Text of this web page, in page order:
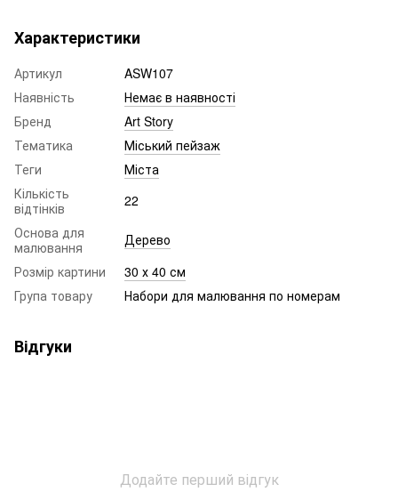
Характеристики
Артикул
ASW107
Наявність
Немає в наявності
Бренд
Art Story
Тематика
Міський пейзаж
Теги
Міста
Кількість
відтінків
22
Основа для
малювання
Дерево
Розмір картини
30 х 40 см
Група товару
Набори для малювання по номерам
Відгуки
Додайте перший відгук